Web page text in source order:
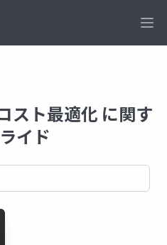
スト最適化 に関す
イド